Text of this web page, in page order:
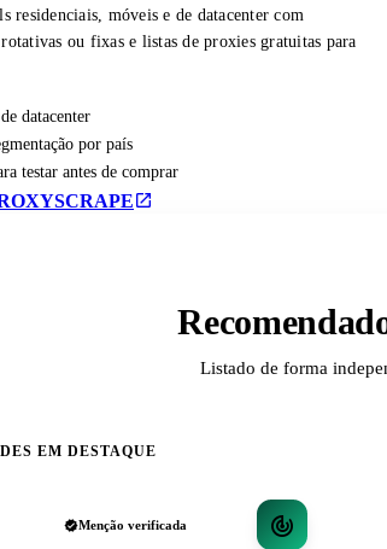
residenciais, móveis e de datacenter com
rotativas ou fixas e listas de proxies gratuitas para
datacenter
por país
testar antes de comprar
Listado de forma
EM DESTAQUE
Menção verificada